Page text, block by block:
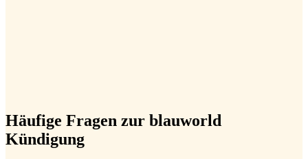
Häufige Fragen zur blauworld
Kündigung